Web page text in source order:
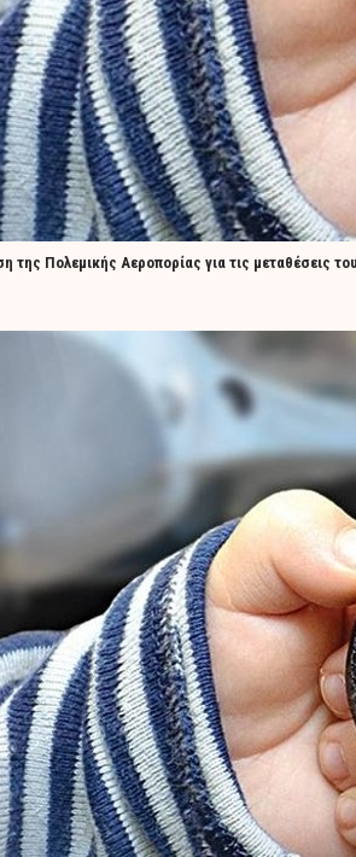
της Πολεμικής Αεροπορίας για τις μεταθέσεις